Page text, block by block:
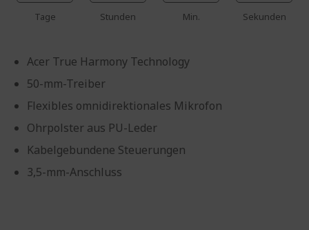
Tage Stunden Min. Sekunden
Acer True Harmony Technology
50-mm-Treiber
Flexibles omnidirektionales Mikrofon
Ohrpolster aus PU-Leder
Kabelgebundene Steuerungen
3,5-mm-Anschluss